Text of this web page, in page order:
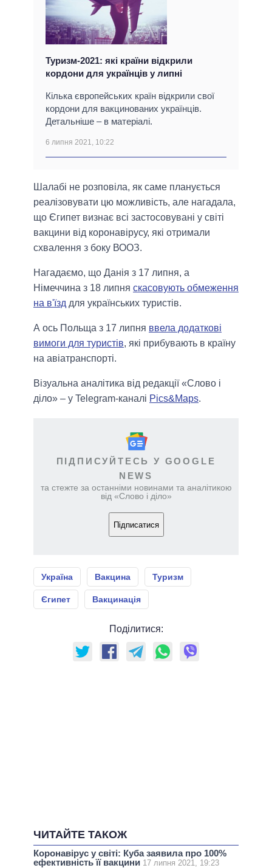
Туризм-2021: які країни відкрили
кордони для українців у липні
Кілька європейських країн відкрили свої
кордони для вакцинованих українців.
Детальніше – в матеріалі.
6 липня 2021, 10:22
Шалабі не розповіла, як саме планується
реалізовувати цю можливість, але нагадала,
що Єгипет визнає всі застосовувані у світі
вакцини від коронавірусу, які отримали
схвалення з боку ВООЗ.
Нагадаємо, що Данія з 17 липня, а
Німеччина з 18 липня скасовують обмеження
на в'їзд для українських туристів.
А ось Польща з 17 липня ввела додаткові
вимоги для туристів, які прибувають в країну
на авіатранспорті.
Візуальна аналітика від редакції «Слово і
діло» – у Telegram-каналі Pics&Maps.
ПІДПИСУЙТЕСЬ У GOOGLE
NEWS
та стежте за останніми новинами та аналітикою
від «Слово і діло»
Підписатися
Україна Вакцина Туризм
Єгипет Вакцинація
Поділитися:
ЧИТАЙТЕ ТАКОЖ
Коронавірус у світі: Куба заявила про 100%
ефективність її вакцини 17 липня 2021, 19:23